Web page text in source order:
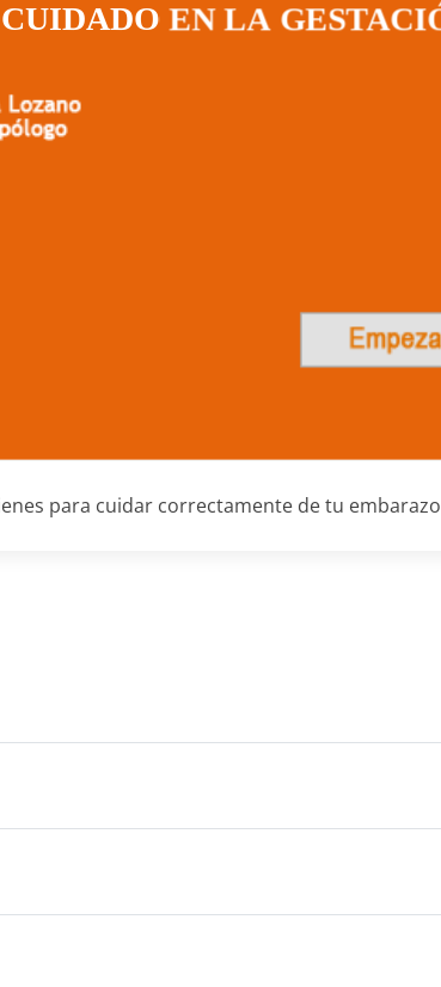
para cuidar correctamente de tu embarazo